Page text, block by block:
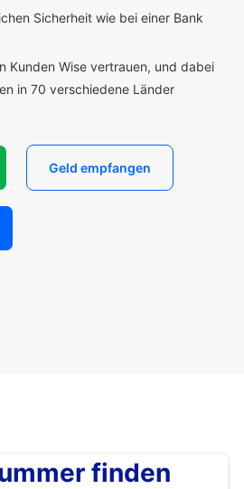
Sicherheit wie bei einer Bank
Kunden Wise vertrauen, und dabei
in 70 verschiedene Länder
Geld empfangen
finden